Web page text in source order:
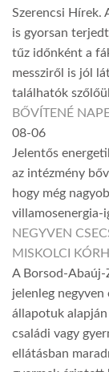
Szerencsi Hírek.
is gyorsan
tűz időnként a
messziről is jól
találhatók
BŐVÍTENÉ
08-06
Jelentős
az intézmény
hogy még
villamosenergia-
NEGYVEN
MISKOLCI
A Borsod-Abaúj-
jelenleg negyven
állapotuk
családi vagy
ellátásban